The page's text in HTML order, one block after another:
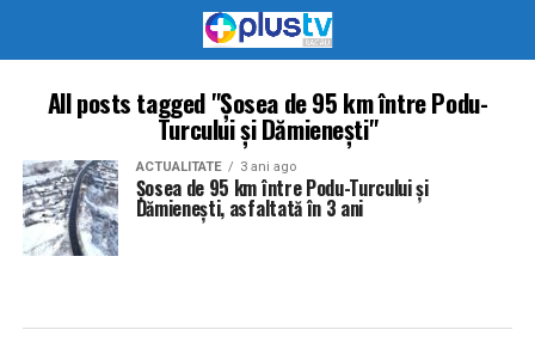
All posts tagged "Șosea de 95 km între Podu-
Turcului și Dămienești"
ACTUALITATE 3 ani ago
Șosea de 95 km între Podu-Turcului și
Dămienești, asfaltată în 3 ani